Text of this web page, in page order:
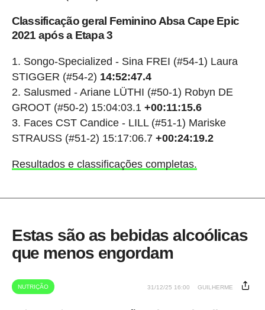
Classificação geral Feminino Absa Cape Epic
2021 após a Etapa 3
Songo-Specialized - Sina FREI (#54-1) Laura
STIGGER (#54-2) 14:52:47.4
Salusmed - Ariane LÜTHI (#50-1) Robyn DE
GROOT (#50-2) 15:04:03.1 +00:11:15.6
Faces CST Candice - LILL (#51-1) Mariske
STRAUSS (#51-2) 15:17:06.7 +00:24:19.2
Resultados e classificações completas.
Estas são as bebidas alcoólicas
que menos engordam
NUTRIÇÃO 31/12/25 16:00 GUILHERME